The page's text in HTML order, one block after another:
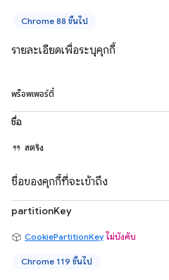
Chrome 88 ขึ้นไป
รายละเอียดเพื่อระบุคุกกี้
พร็อพเพอร์ตี้
ชื่อ
สตริง
ชื่อของคุกกี้ที่จะเข้าถึง
partitionKey
CookiePartitionKey ไม่บังคับ
Chrome 119 ขึ้นไป